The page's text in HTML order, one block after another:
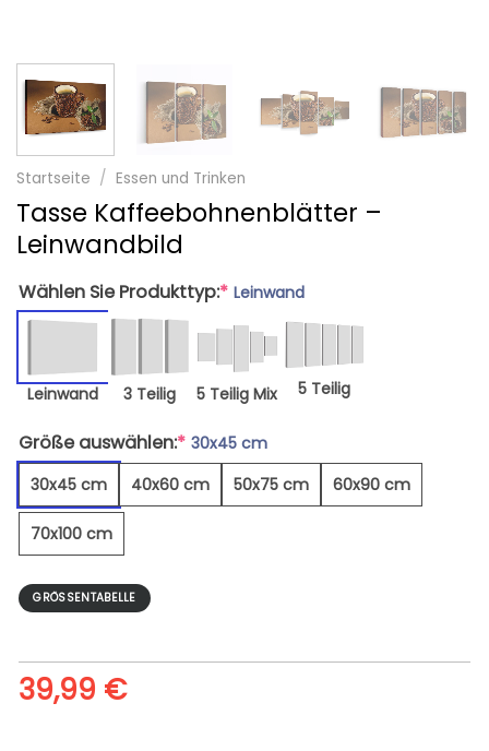
Startseite / Essen und Trinken
Tasse Kaffeebohnenblätter –
Leinwandbild
Wählen Sie Produkttyp:* Leinwand
Leinwand 3 Teilig 5 Teilig Mix 5 Teilig
Größe auswählen:* 30x45 cm
30x45 cm
40x60 cm 50x75 cm 60x90 cm
70x100 cm
GRÖSSENTABELLE
39,99 €